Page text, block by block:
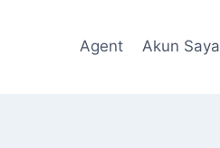
Agent Akun Saya